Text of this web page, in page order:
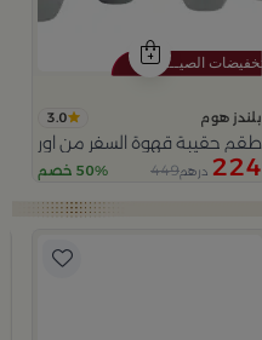
بلندز هوم 3.0
طقم حقيبة قهوة السفر من اورورا
224 درهم449 50% خصم